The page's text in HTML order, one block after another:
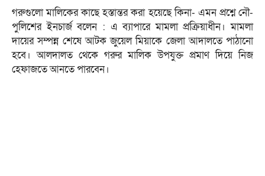
গরুগুলো মালিকের কাছে হস্তান্তর করা হয়েছে কিনা- এমন প্রশ্নে নৌ-
পুলিশের ইনচার্জ বলেন : এ ব্যাপারে মামলা প্রক্রিয়াধীন। মামলা
দায়ের সম্পন্ন শেষে আটক জুয়েল মিয়াকে জেলা আদালতে পাঠানো
হবে। আলদালত থেকে গরুর মালিক উপযুক্ত প্রমাণ দিয়ে নিজ
হেফাজতে আনতে পারবেন।